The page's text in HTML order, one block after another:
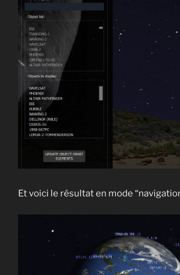
Et voici le résultat en mode